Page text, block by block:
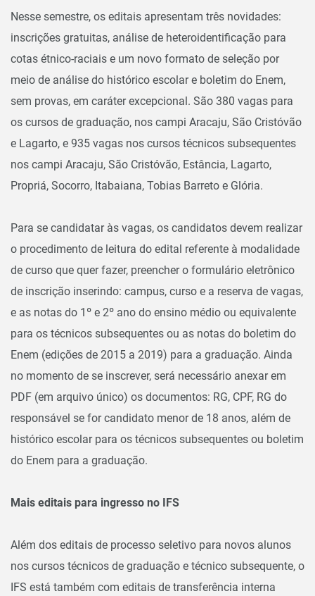
Nesse semestre, os editais apresentam três novidades:
inscrições gratuitas, análise de heteroidentificação para
cotas étnico-raciais e um novo formato de seleção por
meio de análise do histórico escolar e boletim do Enem,
sem provas, em caráter excepcional. São 380 vagas para
os cursos de graduação, nos campi Aracaju, São Cristóvão
e Lagarto, e 935 vagas nos cursos técnicos subsequentes
nos campi Aracaju, São Cristóvão, Estância, Lagarto,
Propriá, Socorro, Itabaiana, Tobias Barreto e Glória.
Para se candidatar às vagas, os candidatos devem realizar
o procedimento de leitura do edital referente à modalidade
de curso que quer fazer, preencher o formulário eletrônico
de inscrição inserindo: campus, curso e a reserva de vagas,
e as notas do 1º e 2º ano do ensino médio ou equivalente
para os técnicos subsequentes ou as notas do boletim do
Enem (edições de 2015 a 2019) para a graduação. Ainda
no momento de se inscrever, será necessário anexar em
PDF (em arquivo único) os documentos: RG, CPF, RG do
responsável se for candidato menor de 18 anos, além de
histórico escolar para os técnicos subsequentes ou boletim
do Enem para a graduação.
Mais editais para ingresso no IFS
Além dos editais de processo seletivo para novos alunos
nos cursos técnicos de graduação e técnico subsequente, o
IFS está também com editais de transferência interna